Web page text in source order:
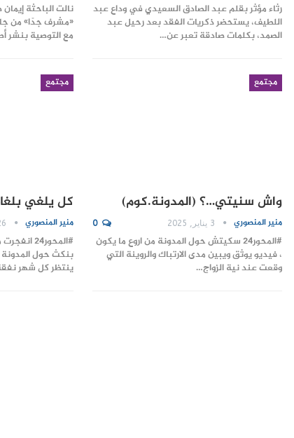
رثاء مؤثر بقلم عبد الصادق السعيدي في وداع عبد
اللطيف، يستحضر ذكريات الفقد بعد رحيل عبد
الصمد، بكلمات صادقة تعبر عن…
نالت الباحثة
«مشرف جدًا» من
مع التوصية بنشر
مجتمع
واش سنيتي…؟ (المدونة.كوم)
منير المنصوري 3 يناير, 2025 0
#المحور24 سكيتش حول المدونة من اروع ما يكون
، فيديو يوثق ويبين مدى الارتباك والروينة التي
وقعت عند نية الزواج…
مجتمع
كل يلغي
منير المنصوري 26
بنكث حول المدونة
ينتظر كل شهر